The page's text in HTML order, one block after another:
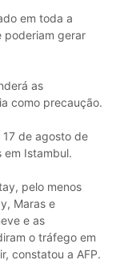
em toda a
poderiam gerar
as
como precaução.
17 de agosto de
em Istambul.
pelo menos
Maras e
e as
o tráfego em
constatou a AFP.